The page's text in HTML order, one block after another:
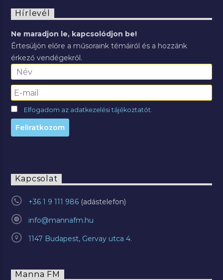
Hírlevél
Ne maradjon le, kapcsolódjon be!
Értesüljön előre a műsoraink témáiról és a hozzánk
érkező vendégekről.
Elfogadom az adatkezelési tájékoztatót.
Kapcsolat
+36 1 9 111 986
info@mannafm.hu
1147 Budapest, Gervay utca 4.
Manna FM